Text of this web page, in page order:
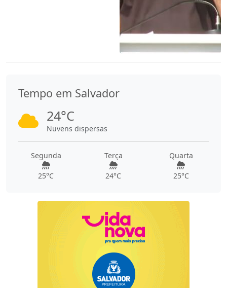
Tempo em Salvador
24°C
Nuvens dispersas
Segunda
25°C
Terça
24°C
Quarta
25°C